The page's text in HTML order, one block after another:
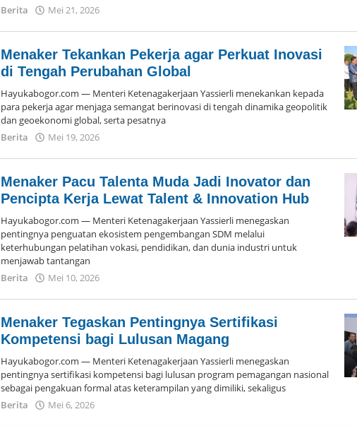
Berita
Mei 21, 2026
Ka
Bogor
Menaker Tekankan Pekerja agar Perkuat Inovasi
di Tengah Perubahan Global
Hayukabogor.com — Menteri Ketenagakerjaan Yassierli menekankan kepada
para pekerja agar menjaga semangat berinovasi di tengah dinamika geopolitik
dan geoekonomi global, serta pesatnya
Berita
Mei 19, 2026
Ka
Bogor
Menaker Pacu Talenta Muda Jadi Inovator dan
Pencipta Kerja Lewat Talent & Innovation Hub
Hayukabogor.com — Menteri Ketenagakerjaan Yassierli menegaskan
pentingnya penguatan ekosistem pengembangan SDM melalui
keterhubungan pelatihan vokasi, pendidikan, dan dunia industri untuk
menjawab tantangan
Berita
Mei 10, 2026
Ka
Bogor
Menaker Tegaskan Pentingnya Sertifikasi
Kompetensi bagi Lulusan Magang
Hayukabogor.com — Menteri Ketenagakerjaan Yassierli menegaskan
pentingnya sertifikasi kompetensi bagi lulusan program pemagangan nasional
sebagai pengakuan formal atas keterampilan yang dimiliki, sekaligus
Berita
Mei 6, 2026